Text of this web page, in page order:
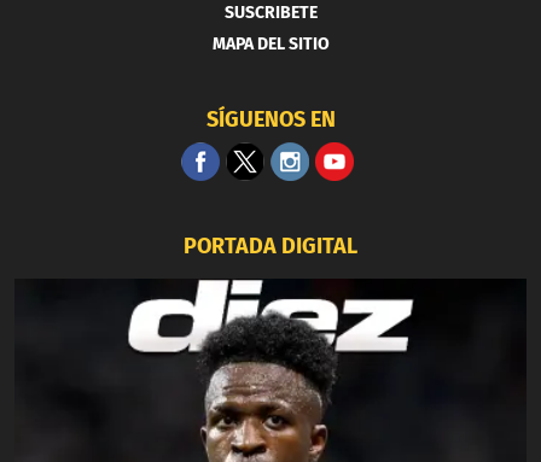
SUSCRIBETE
MAPA DEL SITIO
SÍGUENOS EN
PORTADA DIGITAL